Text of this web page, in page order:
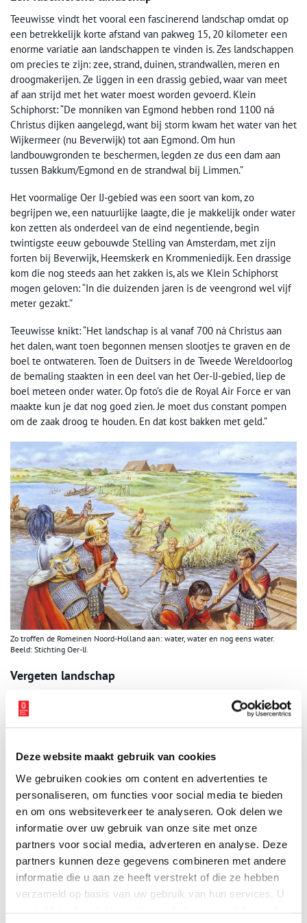
Deze website maakt gebruik van cookies
We gebruiken cookies om content en advertenties te
personaliseren, om functies voor social media te bieden
en om ons websiteverkeer te analyseren. Ook delen we
informatie over uw gebruik van onze site met onze
partners voor social media, adverteren en analyse. Deze
partners kunnen deze gegevens combineren met andere
informatie die u aan ze heeft verstrekt of die ze hebben
verzameld op basis van uw gebruik van hun services. U
Teeuwisse vindt het vooral een fascinerend landschap omdat op
een betrekkelijk korte afstand van pakweg 15, 20 kilometer een
enorme variatie aan landschappen te vinden is. Zes landschappen
om precies te zijn: zee, strand, duinen, strandwallen, meren en
droogmakerijen. Ze liggen in een drassig gebied, waar van meet
af aan strijd met het water moest worden gevoerd. Klein
Schiphorst: “De monniken van Egmond hebben rond 1100 ná
Christus dijken aangelegd, want bij storm kwam het water van het
Wijkermeer (nu Beverwijk) tot aan Egmond. Om hun
landbouwgronden te beschermen, legden ze dus een dam aan
tussen Bakkum/Egmond en de strandwal bij Limmen.”
Het voormalige Oer IJ-gebied was een soort van kom, zo
begrijpen we, een natuurlijke laagte, die je makkelijk onder water
kon zetten als onderdeel van de eind negentiende, begin
twintigste eeuw gebouwde Stelling van Amsterdam, met zijn
forten bij Beverwijk, Heemskerk en Krommeniedijk. Een drassige
kom die nog steeds aan het zakken is, als we Klein Schiphorst
mogen geloven: “In die duizenden jaren is de veengrond wel vijf
meter gezakt.”
Teeuwisse knikt: “Het landschap is al vanaf 700 ná Christus aan
het dalen, want toen begonnen mensen slootjes te graven en de
boel te ontwateren. Toen de Duitsers in de Tweede Wereldoorlog
de bemaling staakten in een deel van het Oer-IJ-gebied, liep de
boel meteen onder water. Op foto’s die de Royal Air Force er van
maakte kun je dat nog goed zien. Je moet dus constant pompen
om de zaak droog te houden. En dat kost bakken met geld.”
Zo troffen de Romeinen Noord-Holland aan: water, water en nog eens water.
Beeld: Stichting Oer-IJ.
Vergeten landschap
Kortom, het is een vergeten landschap dat de vrijwilligers van
Stichting Oer-IJ graag aan de vergetelheid willen ontrukken. En
daarom organiseren ze lezingen en excursies, leiden ze gidsen
een atlas van het Oer-IJ-gebied uit. Klein Schiphorst wijst op het
recent verschenen boekje ‘Op Zoek naar het Oer-IJ’, met een
voucher voor een
met twee fietsroutes. ,,De gids zit dan in je
telefoon, zodat iedereen op eigen gelegenheid het gebied kan
ontdekken.’’ Want alleen door verhalen te vertellen kun je de
geschiedenis tastbaar maken, daar zijn de enthousiaste
vrijwilligers van overtuigd.
Teeuwisse: “Met die verhalen willen we niet alleen bewoners en
recreanten bereiken, maar we willen ook de mensen bewust